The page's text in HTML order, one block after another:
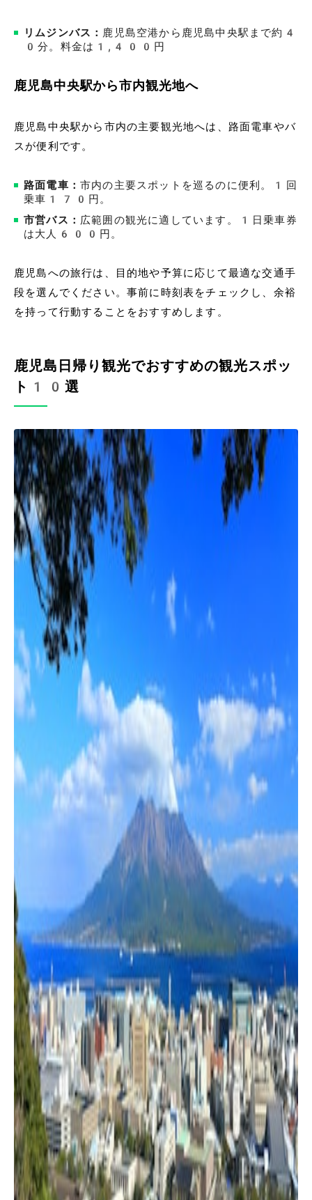
リムジンバス： 鹿児島空港から鹿児島中央駅まで約4
0分。料金は1,400円
鹿児島中央駅から市内観光地へ
鹿児島中央駅から市内の主要観光地へは、路面電車やバ
スが便利です。
路面電車： 市内の主要スポットを巡るのに便利。1回
乗車170円。
市営バス： 広範囲の観光に適しています。1日乗車券
は大人600円。
鹿児島への旅行は、目的地や予算に応じて最適な交通手
段を選んでください。事前に時刻表をチェックし、余裕
を持って行動することをおすすめします。
鹿児島日帰り観光でおすすめの観光スポッ
ト10選